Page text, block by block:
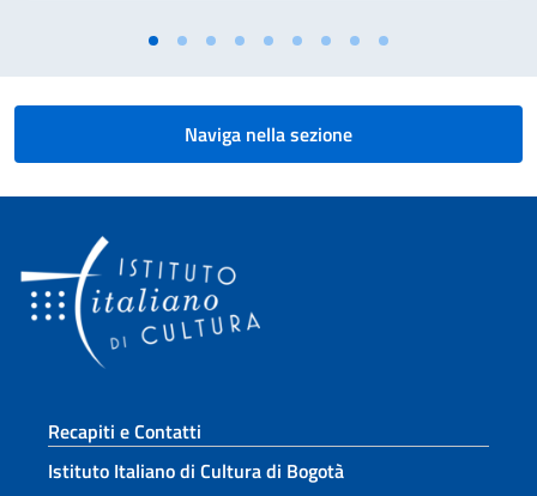
Naviga nella sezione
Sezione footer
Recapiti e Contatti
Istituto Italiano di Cultura di Bogotà